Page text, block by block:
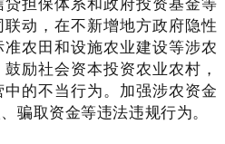
动，在不新增地方政府隐性
农田和设施农业建设等涉农
励社会资本投资农业农村，
的不当行为。加强涉农资金
骗取资金等违法违规行为。